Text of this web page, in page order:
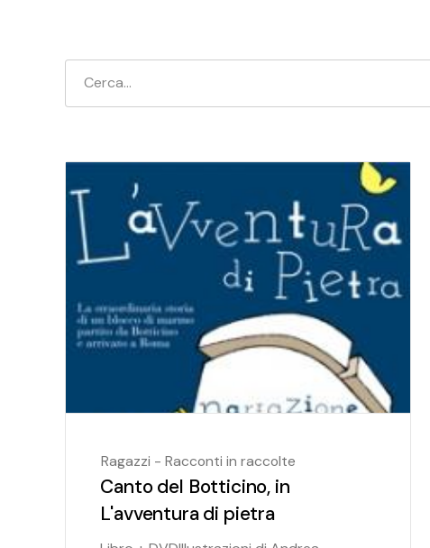
Ragazzi - Racconti in raccolte
Canto del Botticino, in
L'avventura di pietra